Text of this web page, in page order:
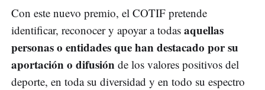
Con este nuevo premio, el COTIF pretende
identificar, reconocer y apoyar a todas aquellas
personas o entidades que han destacado por su
aportación o difusión de los valores positivos del
deporte, en toda su diversidad y en todo su espectro